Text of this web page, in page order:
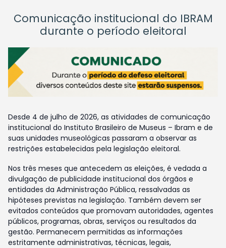
Comunicação institucional do IBRAM
durante o período eleitoral
Desde 4 de julho de 2026, as atividades de comunicação
institucional do Instituto Brasileiro de Museus – Ibram e de
suas unidades museológicas passaram a observar as
restrições estabelecidas pela legislação eleitoral.
Nos três meses que antecedem as eleições, é vedada a
divulgação de publicidade institucional dos órgãos e
entidades da Administração Pública, ressalvadas as
hipóteses previstas na legislação. Também devem ser
evitados conteúdos que promovam autoridades, agentes
públicos, programas, obras, serviços ou resultados da
gestão. Permanecem permitidas as informações
estritamente administrativas, técnicas, legais,